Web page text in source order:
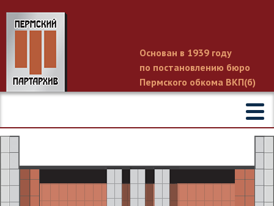
Основан в 1939 году
по постановлению бюро
Пермского обкома ВКП(б)